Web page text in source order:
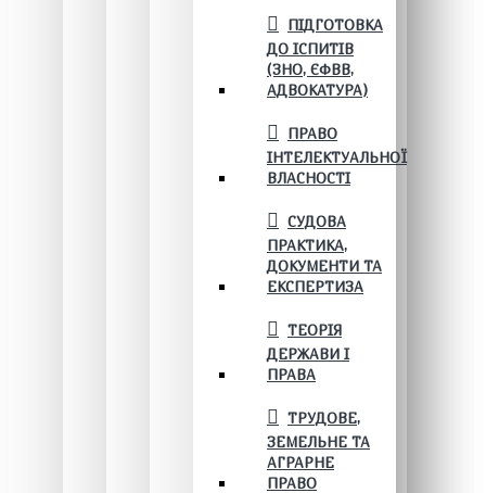
ПІДГОТОВКА
ДО ІСПИТІВ
(ЗНО, ЄФВВ,
АДВОКАТУРА)
ПРАВО
ІНТЕЛЕКТУАЛЬНОЇ
ВЛАСНОСТІ
СУДОВА
ПРАКТИКА,
ДОКУМЕНТИ ТА
ЕКСПЕРТИЗА
ТЕОРІЯ
ДЕРЖАВИ І
ПРАВА
ТРУДОВЕ,
ЗЕМЕЛЬНЕ ТА
АГРАРНЕ
ПРАВО